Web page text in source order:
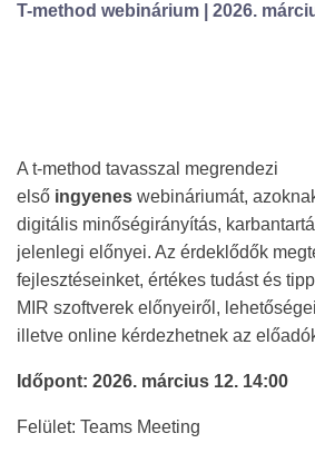
T-method webinárium | 2026.
A t-method tavasszal megrendezi
első ingyenes webináriumát,
digitális minőségirányítás,
jelenlegi előnyei. Az érdeklődők
fejlesztéseinket, értékes tudást és
MIR szoftverek előnyeiről,
illetve online kérdezhetnek az
Időpont: 2026. március 12. 14:00
Felület: Teams Meeting